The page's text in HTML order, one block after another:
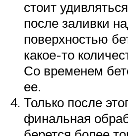
стоит
после заливки
поверхностью
какое-то
Со временем
ее.
Только после
финальная